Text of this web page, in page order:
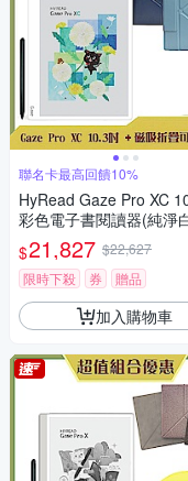
聯名卡最高回饋10%
HyRead Gaze Pro XC
彩色電子書閱讀器(純淨
吸折疊可拆式皮套 (組合)
$21,827 $22,627
限時下殺
券 贈品
加入購物車